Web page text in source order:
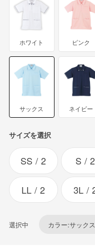
ホワイト ピンク
サックス ネイビー
サイズを選択
SS 2 S 2
LL 2 3L
選択中 カラー:サックス